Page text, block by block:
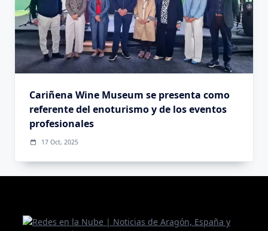
Cariñena Wine Museum se presenta como
referente del enoturismo y de los eventos
profesionales
17 Oct, 2025